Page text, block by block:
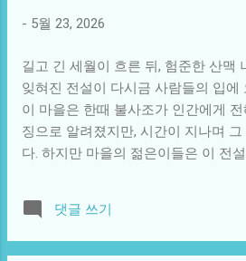
수 있다. 무엇보다, 북한 탈북자들의
로 남을 북한의 현실을 넘어, 자유를
구성원으로서 새로운 정체성을 형성
의 하나의 사...
양성 또한 대폭 증가했을 것이다. 사
개되었을 것이다. '인종' 개념이 생물
문화적 요인에 의해 결정되었다면 사
리적 차이에 대한 받아들임을 통해 더
종이 가진 특성에 대한 이해와 배움
사회적 구조를 만들어냈을 가능성이
두고 벌어지는 갈등은 인류 문명에
- 5월 23, 2026
길고 긴 세월이 흐른 뒤, 험준한 산맥
잊혀진 전설이 다시금 사람들의 입에
이 마을은 한때 불사조가 인간에게
징으로 알려졌지만, 시간이 지나며
다. 하지만 마을의 젊은이들은 이 전
꿈을 찾기 위한 성전환의 과정으로
성을 지닌 새로, 불사조의 불꽃과 같
댓글 쓰기